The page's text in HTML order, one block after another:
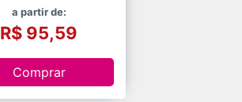
a partir de:
R$ 95,59
Comprar